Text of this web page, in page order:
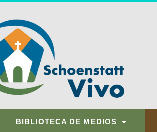
BIBLIOTECA DE MEDIOS